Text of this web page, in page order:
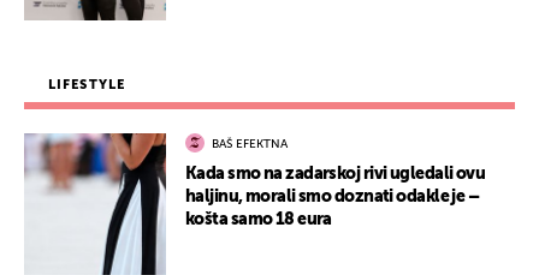
LIFESTYLE
BAŠ EFEKTNA
Kada smo na zadarskoj rivi ugledali ovu
haljinu, morali smo doznati odakle je –
košta samo 18 eura